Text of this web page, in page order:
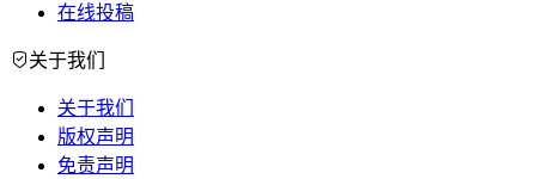
在线投稿
关于我们
关于我们
版权声明
免责声明